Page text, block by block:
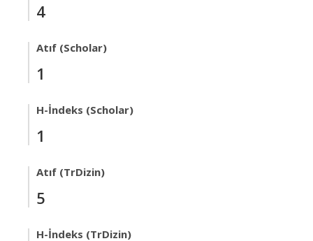
4
Atıf (Scholar)
1
H-İndeks (Scholar)
1
Atıf (TrDizin)
5
H-İndeks (TrDizin)